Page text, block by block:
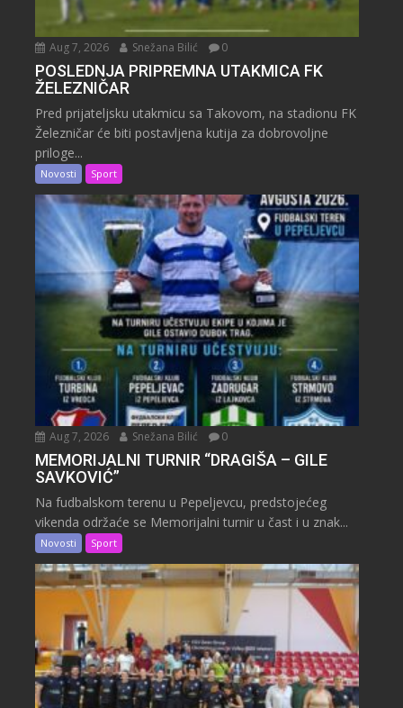
Aug 7, 2026 Snežana Bilić 0
POSLEDNJA PRIPREMNA UTAKMICA FK
ŽELEZNIČAR
Pred prijateljsku utakmicu sa Takovom, na stadionu FK
Železničar će biti postavljena kutija za dobrovoljne
priloge...
Novosti Sport
Aug 7, 2026 Snežana Bilić 0
MEMORIJALNI TURNIR “DRAGIŠA – GILE
SAVKOVIĆ”
Na fudbalskom terenu u Pepeljevcu, predstojećeg
vikenda održaće se Memorijalni turnir u čast i u znak...
Novosti Sport